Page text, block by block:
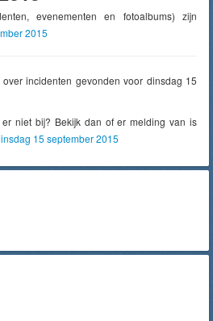
evenementen en fotoalbums) zijn
2015
incidenten gevonden voor dinsdag 15
niet bij? Bekijk dan of er melding van is
15 september 2015